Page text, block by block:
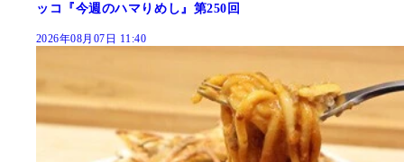
ッコ『今週のハマりめし』第250回
2026年08月07日 11:40